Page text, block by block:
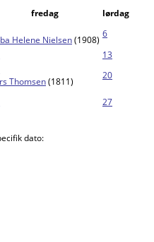
fredag
lørdag
Helene Nielsen(1908)
6
13
Thomsen(1811)
20
27
dato: